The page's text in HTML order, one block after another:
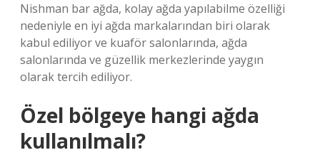
Nishman bar ağda, kolay ağda yapılabilme özelliği
nedeniyle en iyi ağda markalarından biri olarak
kabul ediliyor ve kuaför salonlarında, ağda
salonlarında ve güzellik merkezlerinde yaygın
olarak tercih ediliyor.
Özel bölgeye hangi ağda
kullanılmalı?